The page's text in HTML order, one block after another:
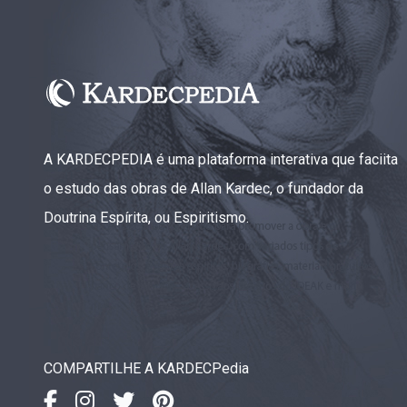
Capítulo XXIII — Estranha moral ▸
Capítulo XXIV — Não ponhais a candeia debaixo
Capítulo XXV — Buscai e achareis
Capítulo XXVI — Dai gratuitamente o que
gratuitamente recebestes
▸
Capítulo XXVII — Pedi e obtereis
Capítulo XXVIII — Coletânea de preces espíritas
A KARDECPEDIA é uma plataforma interativa que faciita
o estudo das obras de Allan Kardec, o fundador da
Doutrina Espírita, ou Espiritismo.
COMPARTILHE A KARDECPedia